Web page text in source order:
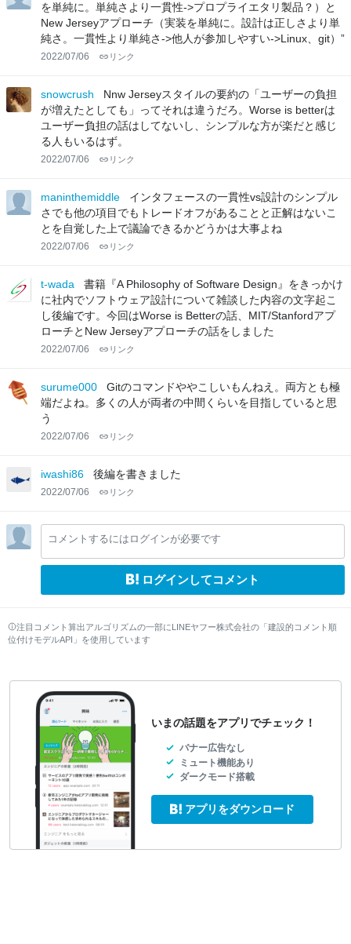
を単純に。単純さより一貫性->プロプライエタリ製品？）と
New Jerseyアプローチ（実装を単純に。設計は正しさより単
純さ。一貫性より単純さ->他人が参加しやすい->Linux、git）”
2022/07/06 リンク
snowcrush
Nnw Jerseyスタイルの要約の「ユーザーの負担
が増えたとしても」ってそれは違うだろ。Worse is betterは
ユーザー負担の話はしてないし、シンプルな方が楽だと感じ
る人もいるはず。
2022/07/06 リンク
maninthemiddle
インタフェースの一貫性vs設計のシンプル
さでも他の項目でもトレードオフがあることと正解はないこ
とを自覚した上で議論できるかどうかは大事よね
2022/07/06 リンク
t-wada
書籍『A Philosophy of Software Design』をきっかけ
に社内でソフトウェア設計について雑談した内容の文字起こ
し後編です。今回はWorse is Betterの話、MIT/Stanfordアプ
ローチとNew Jerseyアプローチの話をしました
2022/07/06 リンク
surume000
Gitのコマンドややこしいもんねえ。両方とも極
端だよね。多くの人が両者の中間くらいを目指していると思
う
2022/07/06 リンク
iwashi86 後編を書きました
2022/07/06 リンク
コメントするにはログインが必要です
ログインしてコメント
注目コメント算出アルゴリズムの一部にLINEヤフー株式会社の「建設的コメント順
位付けモデルAPI」を使用しています
いまの話題をアプリでチェック！
バナー広告なし
ミュート機能あり
ダークモード搭載
アプリをダウンロード